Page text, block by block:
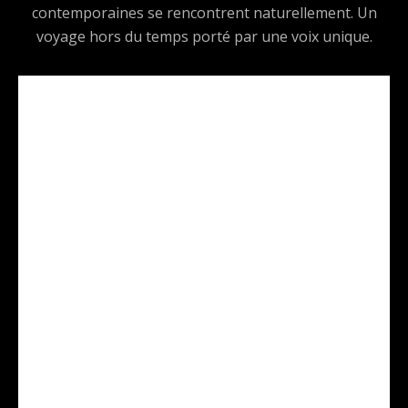
contemporaines se rencontrent naturellement. Un
voyage hors du temps porté par une voix unique.